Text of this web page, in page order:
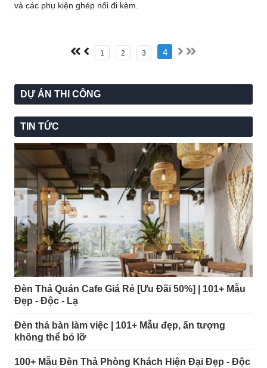
và các phụ kiện ghép nối đi kèm.
1 2 3 4
DỰ ÁN THI CÔNG
TIN TỨC
Đèn Thả Quán Cafe Giá Rẻ [Ưu Đãi 50%] | 101+ Mẫu
Đẹp - Độc - Lạ
Đèn thả bàn làm việc | 101+ Mẫu đẹp, ấn tượng
không thể bỏ lỡ
100+ Mẫu Đèn Thả Phòng Khách Hiện Đại Đẹp - Độc